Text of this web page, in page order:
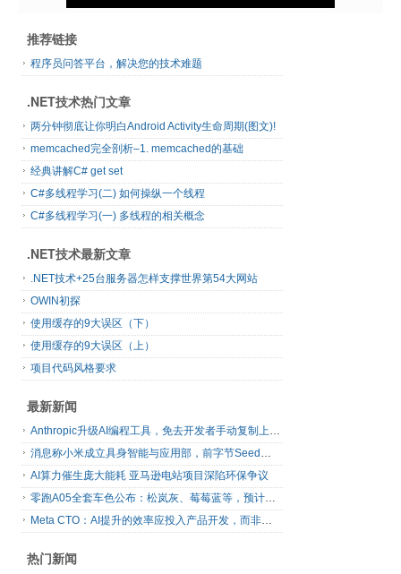
推荐链接
程序员问答平台，解决您的技术难题
.NET技术热门文章
两分钟彻底让你明白Android Activity生命周期(图文)!
memcached完全剖析–1. memcached的基础
经典讲解C# get set
C#多线程学习(二) 如何操纵一个线程
C#多线程学习(一) 多线程的相关概念
.NET技术最新文章
.NET技术+25台服务器怎样支撑世界第54大网站
OWIN初探
使用缓存的9大误区（下）
使用缓存的9大误区（上）
项目代码风格要求
最新新闻
Anthropic升级AI编程工具，免去开发者手动复制上下文
消息称小米成立具身智能与应用部，前字节Seed孔涛挂帅
AI算力催生庞大能耗 亚马逊电站项目深陷环保争议
零跑A05全套车色公布：松岚灰、莓莓蓝等，预计明日上市
Meta CTO：AI提升的效率应投入产品开发，而非增加休假
热门新闻